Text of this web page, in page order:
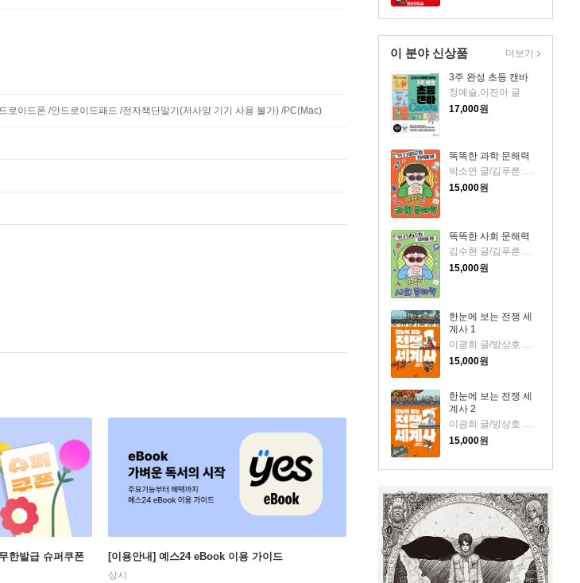
이 분야 신상품
3주 완성 초등 캔바
정예슬,이진아 글
17,000원
똑똑한 과학 문해력
박소연 글/김푸른 그림
15,000원
똑똑한 사회 문해력
김수현 글/김푸른 그림
15,000원
한눈에 보는 전쟁 세
계사 1
15,000원
한눈에 보는 전쟁 세
계사 2
이광희 글/방상호 그림
15,000원
더보기
로이드폰 /안드로이드패드 /전자책단말기(저사양 기기 사용 불가) /PC(Mac)
한발급 슈퍼쿠폰 [이용안내] 예스24 eBook 이용 가이드
상시